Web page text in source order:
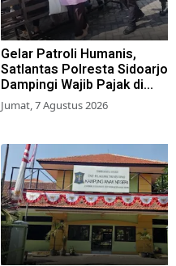
Gelar Patroli Humanis,
Satlantas Polresta Sidoarjo
Dampingi Wajib Pajak di
Samsat
Jumat, 7 Agustus 2026